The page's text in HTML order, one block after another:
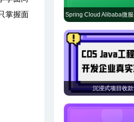
掌握面
沉浸式项目收款